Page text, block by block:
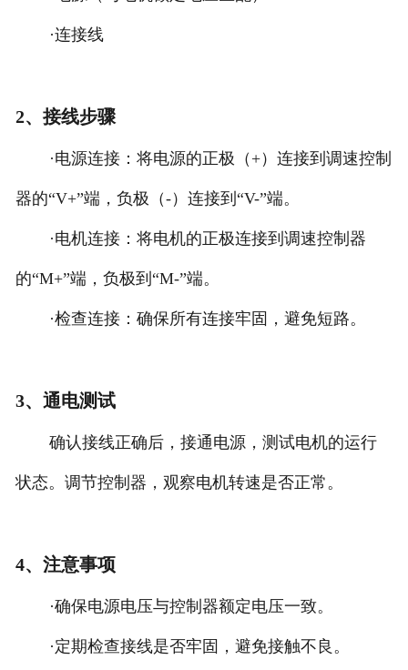
·连接线
2、接线步骤
·电源连接：将电源的正极（+）连接到调速控制
器的“V+”端，负极（-）连接到“V-”端。
·电机连接：将电机的正极连接到调速控制器
的“M+”端，负极到“M-”端。
·检查连接：确保所有连接牢固，避免短路。
3、通电测试
确认接线正确后，接通电源，测试电机的运行
状态。调节控制器，观察电机转速是否正常。
4、注意事项
·确保电源电压与控制器额定电压一致。
·定期检查接线是否牢固，避免接触不良。